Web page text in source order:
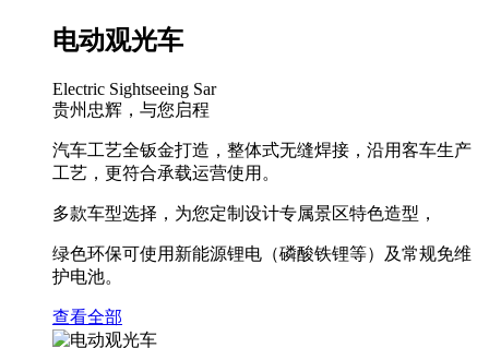
电动观光车
Electric Sightseeing Sar
贵州忠辉，与您启程
汽车工艺全钣金打造，整体式无缝焊接，沿用客车生产
工艺，更符合承载运营使用。
多款车型选择，为您定制设计专属景区特色造型，
绿色环保可使用新能源锂电（磷酸铁锂等）及常规免维
护电池。
查看全部